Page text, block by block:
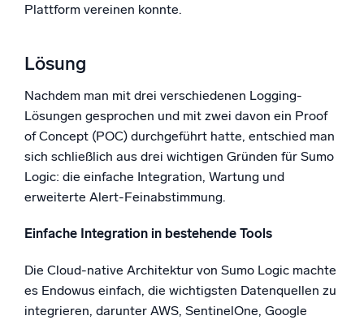
Plattform vereinen konnte.
Lösung
Nachdem man mit drei verschiedenen Logging-
Lösungen gesprochen und mit zwei davon ein Proof
of Concept (POC) durchgeführt hatte, entschied man
sich schließlich aus drei wichtigen Gründen für Sumo
Logic: die einfache Integration, Wartung und
erweiterte Alert-Feinabstimmung.
Einfache Integration in bestehende Tools
Die Cloud-native Architektur von Sumo Logic machte
es Endowus einfach, die wichtigsten Datenquellen zu
integrieren, darunter AWS, SentinelOne, Google